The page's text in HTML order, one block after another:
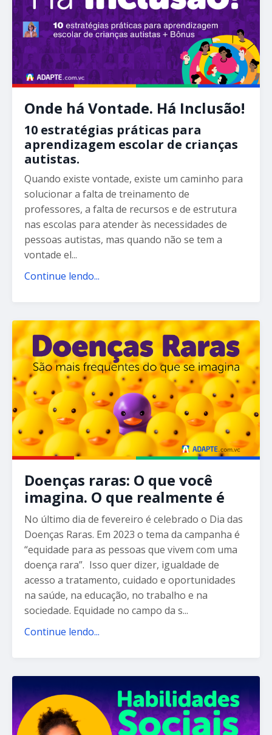
Onde há Vontade. Há Inclusão!
10 estratégias práticas para
aprendizagem escolar de crianças
autistas.
Quando existe vontade, existe um caminho para
solucionar a falta de treinamento de
professores, a falta de recursos e de estrutura
nas escolas para atender às necessidades de
pessoas autistas, mas quando não se tem a
vontade el...
Continue lendo...
Doenças raras: O que você
imagina. O que realmente é
No último dia de fevereiro é celebrado o Dia das
Doenças Raras. Em 2023 o tema da campanha é
“equidade para as pessoas que vivem com uma
doença rara”. Isso quer dizer, igualdade de
acesso a tratamento, cuidado e oportunidades
na saúde, na educação, no trabalho e na
sociedade. Equidade no campo da s...
Continue lendo...